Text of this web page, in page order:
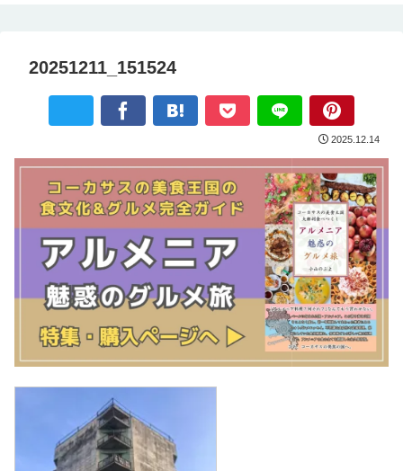
20251211_151524
2025.12.14